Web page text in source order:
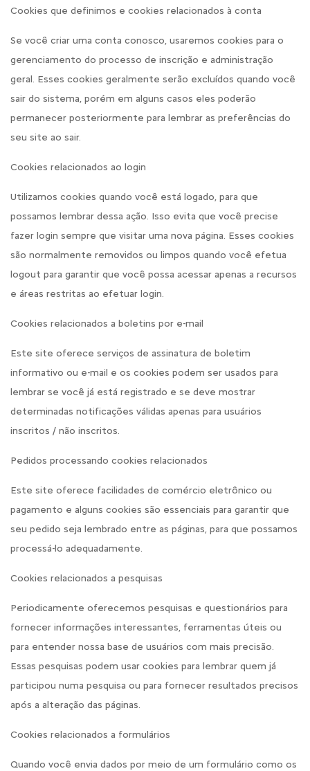
Cookies que definimos e cookies relacionados à conta
Se você criar uma conta conosco, usaremos cookies para o
gerenciamento do processo de inscrição e administração
geral. Esses cookies geralmente serão excluídos quando você
sair do sistema, porém em alguns casos eles poderão
permanecer posteriormente para lembrar as preferências do
seu site ao sair.
Cookies relacionados ao login
Utilizamos cookies quando você está logado, para que
possamos lembrar dessa ação. Isso evita que você precise
fazer login sempre que visitar uma nova página. Esses cookies
são normalmente removidos ou limpos quando você efetua
logout para garantir que você possa acessar apenas a recursos
e áreas restritas ao efetuar login.
Cookies relacionados a boletins por e-mail
Este site oferece serviços de assinatura de boletim
informativo ou e-mail e os cookies podem ser usados para
lembrar se você já está registrado e se deve mostrar
determinadas notificações válidas apenas para usuários
inscritos / não inscritos.
Pedidos processando cookies relacionados
Este site oferece facilidades de comércio eletrônico ou
pagamento e alguns cookies são essenciais para garantir que
seu pedido seja lembrado entre as páginas, para que possamos
processá-lo adequadamente.
Cookies relacionados a pesquisas
Periodicamente oferecemos pesquisas e questionários para
fornecer informações interessantes, ferramentas úteis ou
para entender nossa base de usuários com mais precisão.
Essas pesquisas podem usar cookies para lembrar quem já
participou numa pesquisa ou para fornecer resultados precisos
após a alteração das páginas.
Cookies relacionados a formulários
Quando você envia dados por meio de um formulário como os